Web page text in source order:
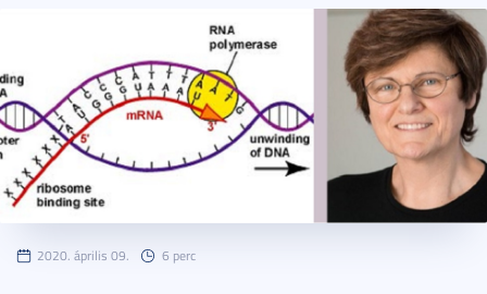
2020. április 09. 6 perc